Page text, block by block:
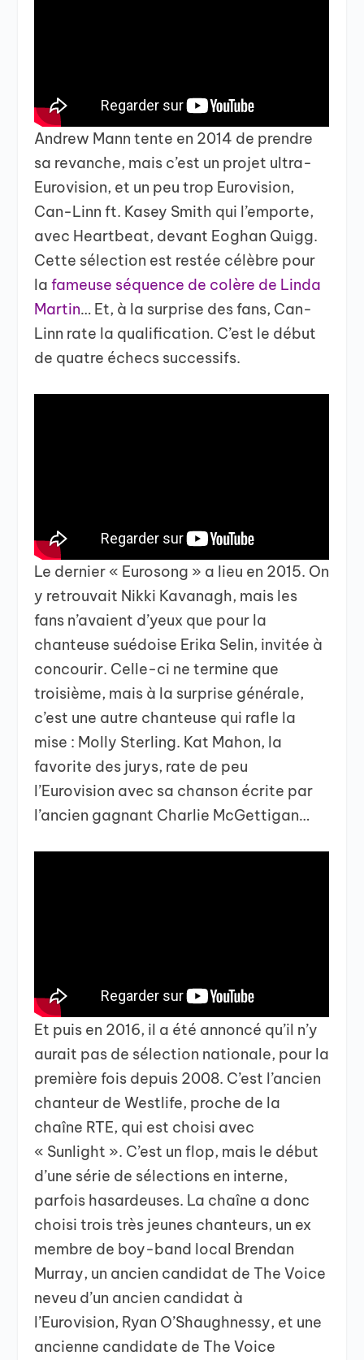
Andrew Mann tente en 2014 de prendre
sa revanche, mais c’est un projet ultra-
Eurovision, et un peu trop Eurovision,
Can-Linn ft. Kasey Smith qui l’emporte,
avec Heartbeat, devant Eoghan Quigg.
Cette sélection est restée célèbre pour
lafameuse séquence de colère de Linda
Martin… Et, à la surprise des fans, Can-
Linn rate la qualification. C’est le début
de quatre échecs successifs.
Le dernier « Eurosong » a lieu en 2015. On
y retrouvait Nikki Kavanagh, mais les
fans n’avaient d’yeux que pour la
chanteuse suédoise Erika Selin, invitée à
concourir. Celle-ci ne termine que
troisième, mais à la surprise générale,
c’est une autre chanteuse qui rafle la
mise : Molly Sterling. Kat Mahon, la
favorite des jurys, rate de peu
l’Eurovision avec sa chanson écrite par
l’ancien gagnant Charlie McGettigan…
Et puis en 2016, il a été annoncé qu’il n’y
aurait pas de sélection nationale, pour la
première fois depuis 2008. C’est l’ancien
chanteur de Westlife, proche de la
chaîne RTE, qui est choisi avec
« Sunlight ». C’est un flop, mais le début
d’une série de sélections en interne,
parfois hasardeuses. La chaîne a donc
choisi trois très jeunes chanteurs, un ex
membre de boy-band local Brendan
Murray, un ancien candidat de The Voice
neveu d’un ancien candidat à
l’Eurovision, Ryan O’Shaughnessy, et une
ancienne candidate de The Voice